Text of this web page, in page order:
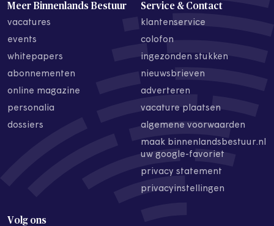
Meer Binnenlands Bestuur
vacatures
events
whitepapers
abonnementen
online magazine
personalia
dossiers
Service & Contact
klantenservice
colofon
ingezonden stukken
nieuwsbrieven
adverteren
vacature plaatsen
algemene voorwaarden
maak binnenlandsbestuur.nl
uw google-favoriet
privacy statement
privacyinstellingen
Volg ons